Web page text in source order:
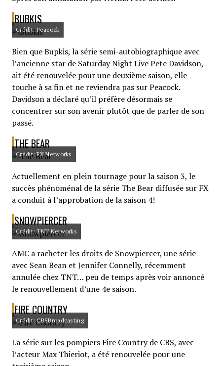
BUBKIS
Crédit: Peacock
Bien que Bupkis, la série semi-autobiographique avec
l’ancienne star de Saturday Night Live Pete Davidson,
ait été renouvelée pour une deuxième saison, elle
touche à sa fin et ne reviendra pas sur Peacock.
Davidson a déclaré qu’il préfère désormais se
concentrer sur son avenir plutôt que de parler de son
passé.
THE BEAR
Crédit: FX Networks
Actuellement en plein tournage pour la saison 3, le
succès phénoménal de la série The Bear diffusée sur FX
a conduit à l’approbation de la saison 4!
SNOWPIERCER
Crédit: TNT Networks
AMC a racheter les droits de Snowpiercer, une série
avec Sean Bean et Jennifer Connelly, récemment
annulée chez TNT… peu de temps après voir annoncé
le renouvellement d’une 4e saison.
FIRE COUNTRY
Crédit: CBSBroadcasting
La série sur les pompiers Fire Country de CBS, avec
l’acteur Max Thieriot, a été renouvelée pour une